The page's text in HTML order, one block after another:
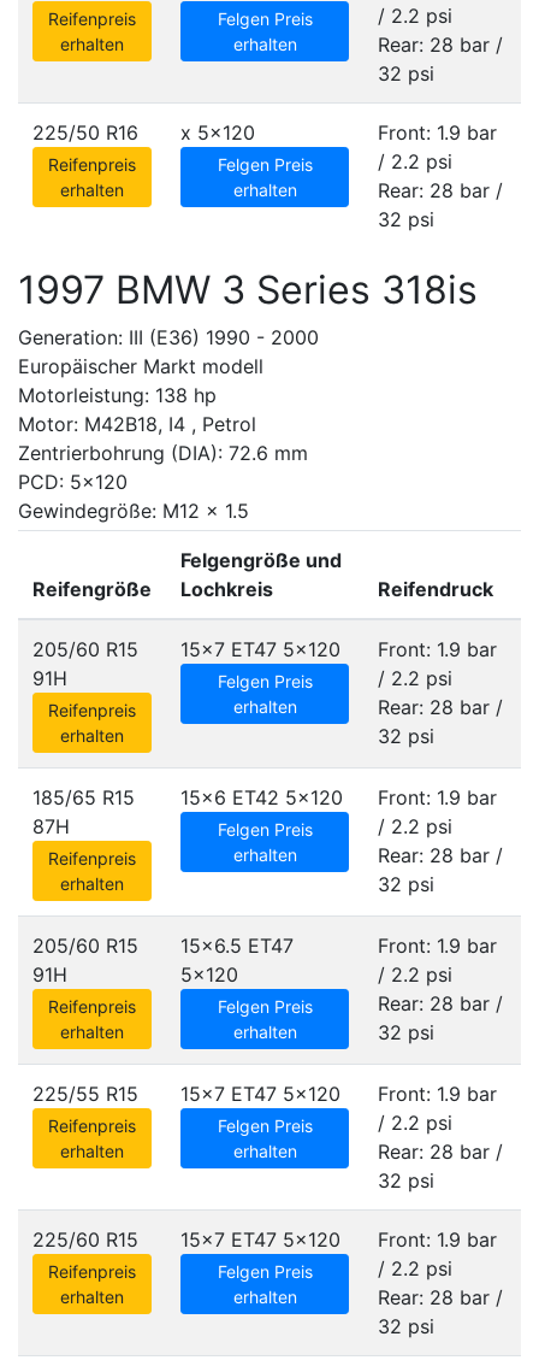
Reifenpreis
erhalten
Felgen Preis
erhalten
/ 2.2 psi
Rear: 28 bar /
32 psi
225/50 R16
Reifenpreis
erhalten
x 5x120
Felgen Preis
erhalten
Front: 1.9 bar
/ 2.2 psi
Rear: 28 bar /
32 psi
1997 BMW 3 Series 318is
Generation: III (E36) 1990 - 2000
Europäischer Markt modell
Motorleistung: 138 hp
Motor: M42B18, I4 , Petrol
Zentrierbohrung (DIA): 72.6 mm
PCD: 5x120
Gewindegröße: M12 x 1.5
Reifengröße
Felgengröße und
Lochkreis
Reifendruck
205/60 R15
91H
Reifenpreis
erhalten
15x7 ET47 5x120
Felgen Preis
erhalten
Front: 1.9 bar
/ 2.2 psi
Rear: 28 bar /
32 psi
185/65 R15
87H
Reifenpreis
erhalten
15x6 ET42 5x120
Felgen Preis
erhalten
Front: 1.9 bar
/ 2.2 psi
Rear: 28 bar /
32 psi
205/60 R15
91H
Reifenpreis
erhalten
15x6.5 ET47
5x120
Felgen Preis
erhalten
Front: 1.9 bar
/ 2.2 psi
Rear: 28 bar /
32 psi
225/55 R15
Reifenpreis
erhalten
15x7 ET47 5x120
Felgen Preis
erhalten
Front: 1.9 bar
/ 2.2 psi
Rear: 28 bar /
32 psi
225/60 R15
Reifenpreis
erhalten
15x7 ET47 5x120
Felgen Preis
erhalten
Front: 1.9 bar
/ 2.2 psi
Rear: 28 bar /
32 psi